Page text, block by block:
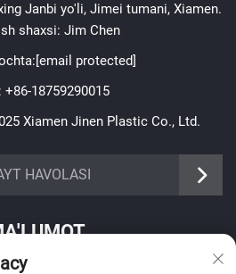
Janbi yo'li, Jimei tumani, Xiamen.
shaxsi: Jim Chen
[email protected]
+86-18759290015
Xiamen Jinen Plastic Co., Ltd.
HAVOLASIservice
olish uchun roʻyxatdan oʻting